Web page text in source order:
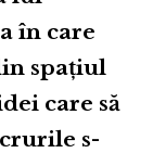
în care
spațiul
care să
s-